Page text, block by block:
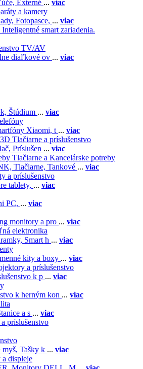
Externé ... viac
a kamery
Fotopasce, ... viac
Inteligentné smart zariadenia.
TV/AV
diaľkové ov ... viac
Štúdium ... viac
Xiaomi, t ... viac
3D Tlačiarne a príslušenstvo
Príslušen ... viac
Tlačiarne a Kancelárske potreby
Tlačiarne, Tankové ... viac
a príslušenstvo
tablety, ... viac
PC, ... viac
monitory a pro ... viac
elektronika
Smart h ... viac
kity a boxy ... viac
a príslušenstvo
k p ... viac
k herným kon ... viac
a s ... viac
príslušenstvo
myš, Tašky k ... viac
displeje